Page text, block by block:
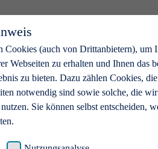
Cookies (auch von Drittanbietern), um
Webseiten zu erhalten und Ihnen das
zu bieten. Dazu zählen Cookies,
notwendig sind sowie solche, die
Sie können selbst entscheiden,